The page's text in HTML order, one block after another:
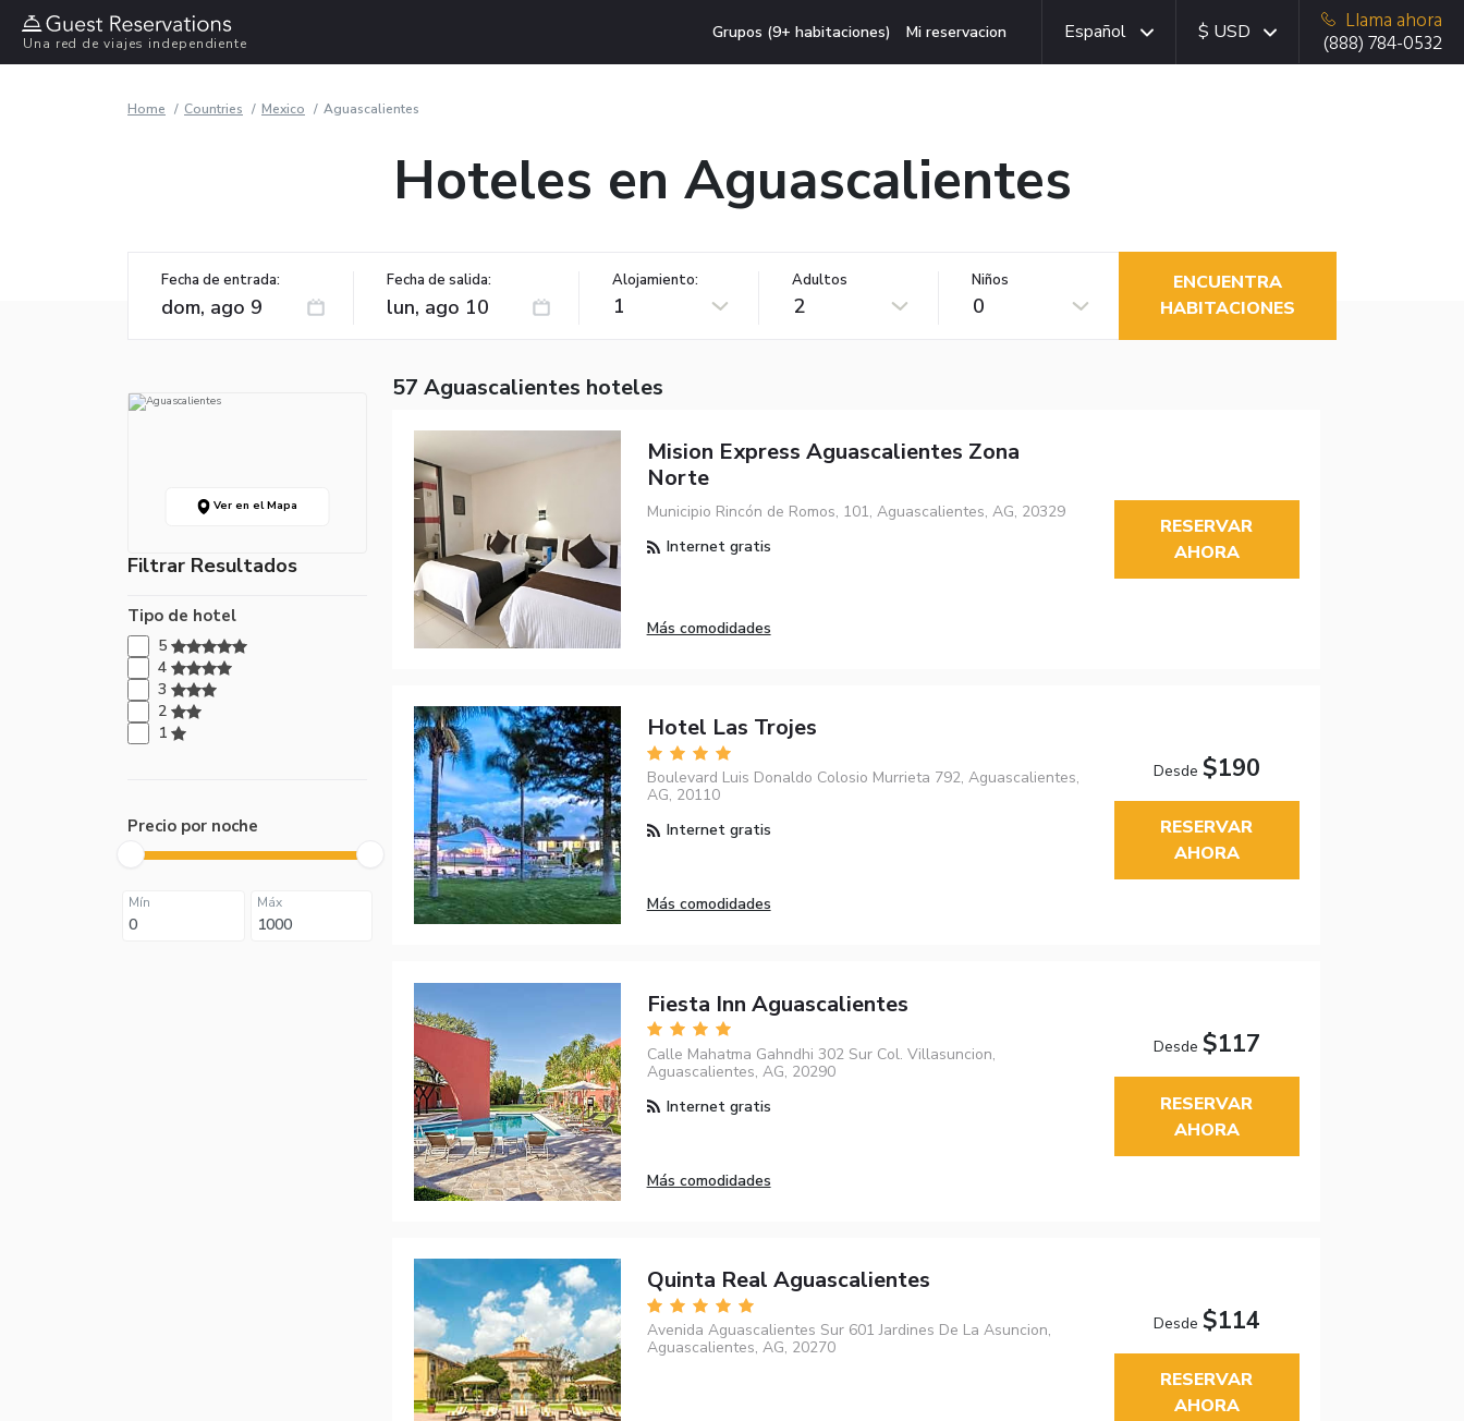
Una red de viajes independiente
Grupos (9+ habitaciones) Mi reservacion Español $ USD
Llama ahora
(888) 784-0532
Home Countries Mexico Aguascalientes
Hoteles en Aguascalientes
Fecha de entrada: Fecha de salida: Alojamiento:
1
Adultos
2
Niños
0
ENCUENTRA
HABITACIONES
Ver en el Mapa
Filtrar Resultados
Tipo de hotel
5
4
3
2
1
Precio por noche
Mín Máx
57 Aguascalientes hoteles
Mision Express Aguascalientes Zona
Norte
Municipio Rincón de Romos, 101, Aguascalientes, AG, 20329
Internet gratis
Más comodidades
RESERVAR
AHORA
Hotel Las Trojes
Boulevard Luis Donaldo Colosio Murrieta 792, Aguascalientes,
AG, 20110
Internet gratis
Más comodidades
Desde $190
RESERVAR
AHORA
Fiesta Inn Aguascalientes
Calle Mahatma Gahndhi 302 Sur Col. Villasuncion,
Aguascalientes, AG, 20290
Internet gratis
Más comodidades
Desde $117
RESERVAR
AHORA
Quinta Real Aguascalientes
Avenida Aguascalientes Sur 601 Jardines De La Asuncion,
Aguascalientes, AG, 20270
Desde $114
RESERVAR
AHORA